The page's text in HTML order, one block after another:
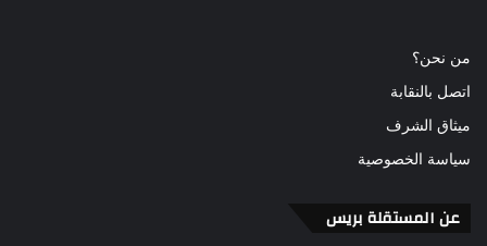
من نحن؟
اتصل بالنقابة
ميثاق الشرف
سياسة الخصوصية
عن المستقلة بريس